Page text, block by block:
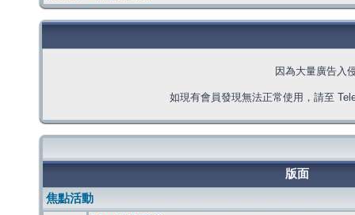
因為大量廣告入
如現有會員發現無法正常使用，請至
版面
焦點活動